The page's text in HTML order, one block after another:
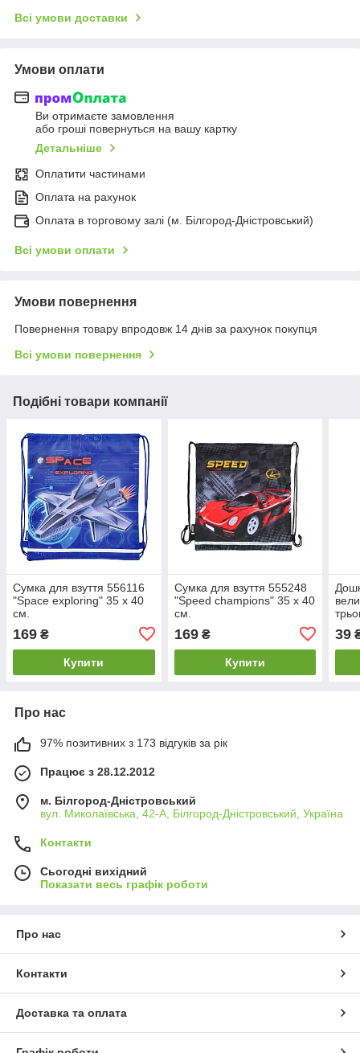
Всі умови доставки
Умови оплати
Ви отримаєте замовлення
або гроші повернуться на вашу картку
Детальніше
Оплатити частинами
Оплата на рахунок
Оплата в торговому залі (м. Білгород-Дністровський)
Всі умови оплати
Умови повернення
Повернення товару впродовж 14 днів за рахунок покупця
Всі умови повернення
Подібні товари компанії
Сумка для взуття 556116
"Space exploring" 35 х 40
см.
169 ₴
Купити
Сумка для взуття 555248
"Speed champions" 35 х 40
см.
169₴
Купити
39
Про нас
97% позитивних з 173 відгуків за рік
Працює з 28.12.2012
м. Білгород-Дністровський
вул. Миколаївська, 42-А, Білгород-Дністровський, Україна
Контакти
Сьогодні вихідний
Показати весь графік роботи
Про нас
Контакти
Доставка та оплата